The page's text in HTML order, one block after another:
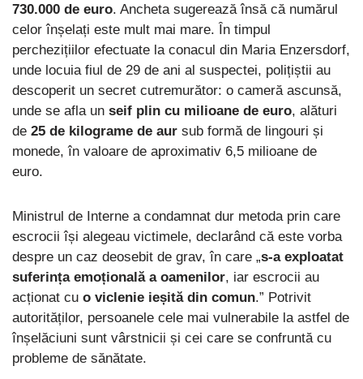
730.000 de euro. Ancheta sugerează însă că numărul
celor înșelați este mult mai mare. În timpul
perchezițiilor efectuate la conacul din Maria Enzersdorf,
unde locuia fiul de 29 de ani al suspectei, polițiștii au
descoperit un secret cutremurător: o cameră ascunsă,
unde se afla un seif plin cu milioane de euro, alături
de 25 de kilograme de aur sub formă de lingouri și
monede, în valoare de aproximativ 6,5 milioane de
euro.
Ministrul de Interne a condamnat dur metoda prin care
escrocii își alegeau victimele, declarând că este vorba
despre un caz deosebit de grav, în care „s-a exploatat
suferința emoțională a oamenilor, iar escrocii au
acționat cu o viclenie ieșită din comun.” Potrivit
autorităților, persoanele cele mai vulnerabile la astfel de
înșelăciuni sunt vârstnicii și cei care se confruntă cu
probleme de sănătate.